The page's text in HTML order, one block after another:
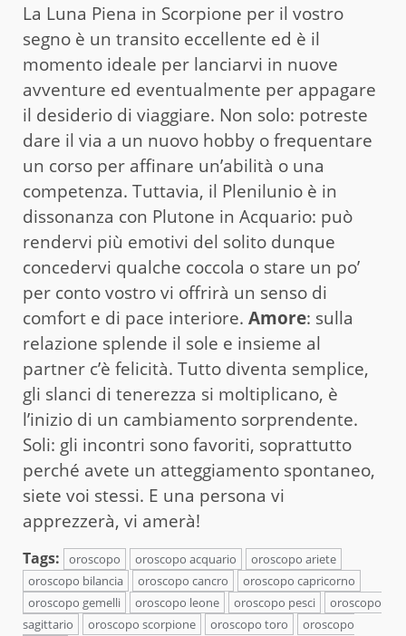
La Luna Piena in Scorpione per il vostro
segno è un transito eccellente ed è il
momento ideale per lanciarvi in nuove
avventure ed eventualmente per appagare
il desiderio di viaggiare. Non solo: potreste
dare il via a un nuovo hobby o frequentare
un corso per affinare un’abilità o una
competenza. Tuttavia, il Plenilunio è in
dissonanza con Plutone in Acquario: può
rendervi più emotivi del solito dunque
concedervi qualche coccola o stare un po’
per conto vostro vi offrirà un senso di
comfort e di pace interiore. Amore: sulla
relazione splende il sole e insieme al
partner c’è felicità. Tutto diventa semplice,
gli slanci di tenerezza si moltiplicano, è
l’inizio di un cambiamento sorprendente.
Soli: gli incontri sono favoriti, soprattutto
perché avete un atteggiamento spontaneo,
siete voi stessi. E una persona vi
apprezzerà, vi amerà!
Tags: oroscopo oroscopo acquario
oroscopo ariete
oroscopo bilancia
oroscopo cancro
oroscopo capricorno
oroscopo gemelli
oroscopo leone oroscopo pesci
oroscopo
sagittario
oroscopo scorpione oroscopo toro oroscopo